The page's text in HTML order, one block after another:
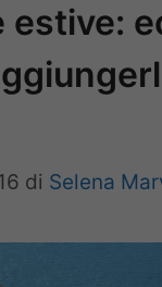
estive:
di Selena